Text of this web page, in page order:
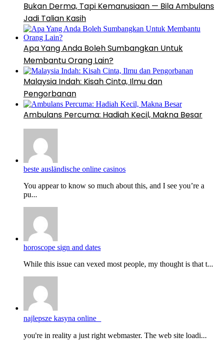
Bukan Derma, Tapi Kemanusiaan — Bila Ambulans
Jadi Talian Kasih
Apa Yang Anda Boleh Sumbangkan Untuk
Membantu Orang Lain?
Malaysia Indah: Kisah Cinta, Ilmu dan
Pengorbanan
Ambulans Percuma: Hadiah Kecil, Makna Besar
beste ausländische online casinos
You appear to know so much about this, and I see you’re a
pu...
horoscope sign and dates
While this issue can vexed most people, my thought is that t...
najlepsze kasyna online
you're in reality a just right webmaster. The web site loadi...